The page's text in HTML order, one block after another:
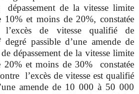
de la vitesse limite
10% et moins de 20%, constatée
de vitesse qualifié de
degré passible d’une amende de
dépassement de la vitesse limite
20% et moins de 30% constatée
l’excès de vitesse est qualifié
amende de 10 000 à 50 000